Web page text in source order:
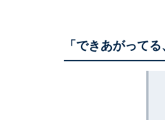
「できあがってる